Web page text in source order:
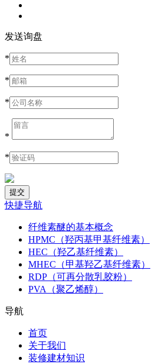
发送询盘
*
*
*
*
*
快捷导航
纤维素醚的基本概念
HPMC（羟丙基甲基纤维素）
HEC（羟乙基纤维素）
MHEC（甲基羟乙基纤维素）
RDP（可再分散乳胶粉）
PVA（聚乙烯醇）
导航
首页
关于我们
装修建材知识